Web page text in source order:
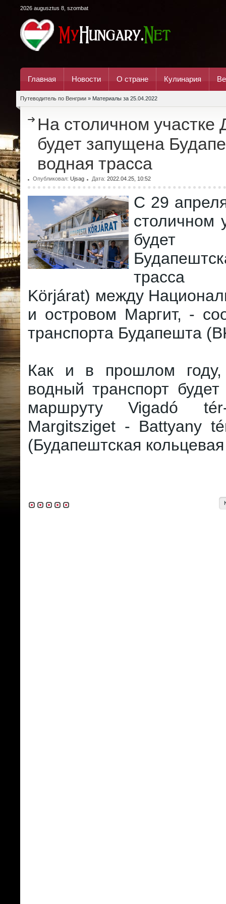
2026 augusztus 8, szombat
Главная Новости О стране Кулинария
Путеводитель по Венгрии » Материалы за 25.04.2022
На столичном участке
будет запущена
водная трасса
Опубликовал: Ujsag Дата: 2022.04.25, 10:52
С 29
столичном
будет
трасса
Körjárat) между
и островом Маргит, -
транспорта Будапешта
Как и в прошлом
водный транспорт
маршруту Vigadó
Margitsziget - Battyany
(Будапештская